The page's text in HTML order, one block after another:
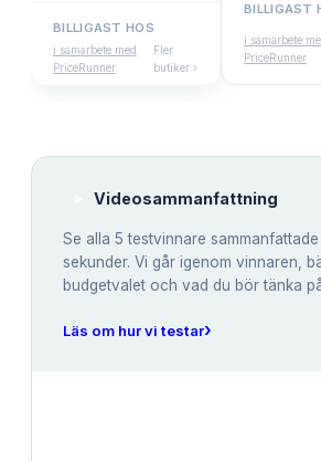
BILLIGAST HOS
i samarbete med
PriceRunner
Fler
butiker ›
BILLIGAST
i samarbete
PriceRunner
Videosammanfattning
Se alla 5 testvinnare
sekunder. Vi går igenom vinnaren,
budgetvalet och vad du bör tänka
Läs om hur vi testar›